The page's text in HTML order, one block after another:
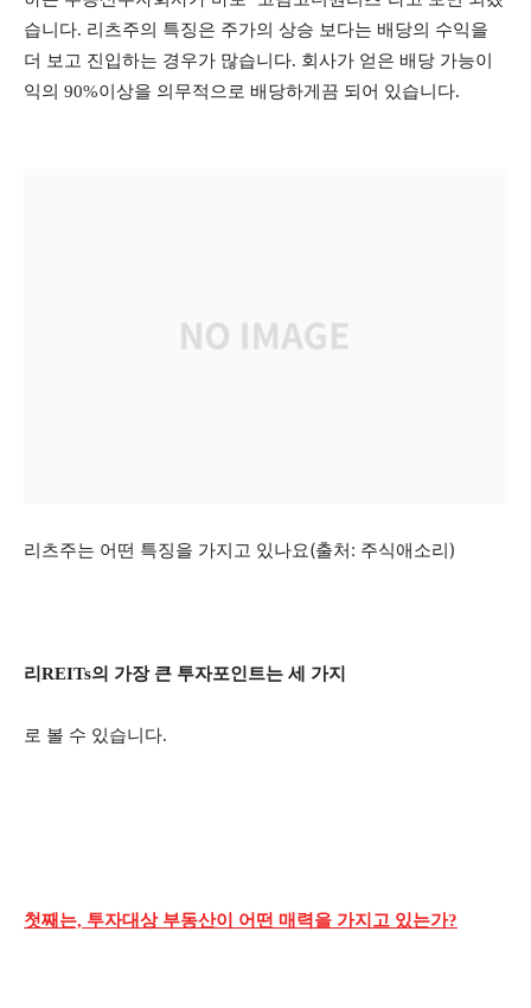
습니다. 리츠주의 특징은 주가의 상승 보다는 배당의 수익을
더 보고 진입하는 경우가 많습니다. 회사가 얻은 배당 가능이
익의 90%이상을 의무적으로 배당하게끔 되어 있습니다.
리츠주는 어떤 특징을 가지고 있나요(출처: 주식애소리)
리REITs의 가장 큰 투자포인트는 세 가지
로 볼 수 있습니다.
첫째는, 투자대상 부동산이 어떤 매력을 가지고 있는가?